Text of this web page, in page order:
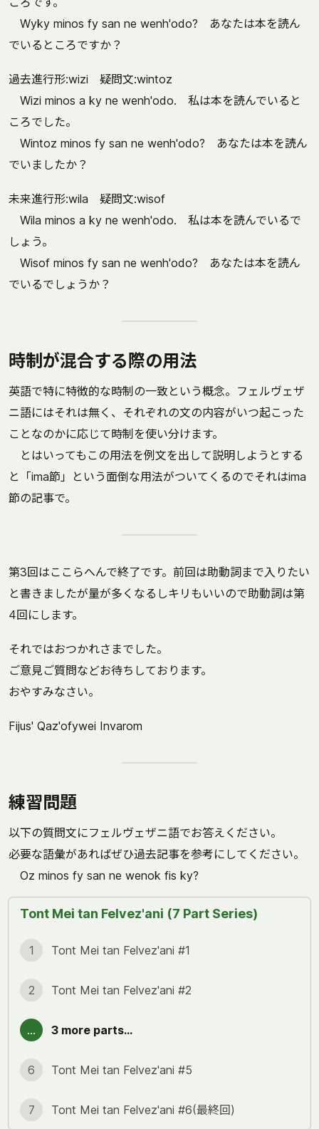
Wyky minos fy san ne wenh'odo? あなたは本を読ん
でいるところですか？
過去進行形:wizi 疑問文:wintoz
Wizi minos a ky ne wenh'odo. 私は本を読んでいると
ころでした。
Wintoz minos fy san ne wenh'odo? あなたは本を読ん
でいましたか？
未来進行形:wila 疑問文:wisof
Wila minos a ky ne wenh'odo. 私は本を読んでいるで
しょう。
Wisof minos fy san ne wenh'odo? あなたは本を読ん
でいるでしょうか？
時制が混合する際の用法
英語で特に特徴的な時制の一致という概念。フェルヴェザ
ニ語にはそれは無く、それぞれの文の内容がいつ起こった
ことなのかに応じて時制を使い分けます。
とはいってもこの用法を例文を出して説明しようとする
と「ima節」という面倒な用法がついてくるのでそれはima
節の記事で。
第3回はここらへんで終了です。前回は助動詞まで入りたい
と書きましたが量が多くなるしキリもいいので助動詞は第
4回にします。
それではおつかれさまでした。
ご意見ご質問などお待ちしております。
おやすみなさい。
Fijus' Qaz'ofywei Invarom
練習問題
以下の質問文にフェルヴェザニ語でお答えください。
必要な語彙があればぜひ過去記事を参考にしてください。
Oz minos fy san ne wenok fis ky?
Tont Mei tan Felvez'ani (7 Part Series)
1 Tont Mei tan Felvez'ani #1
2 Tont Mei tan Felvez'ani #2
... 3 more parts...
6 Tont Mei tan Felvez'ani #5
7 Tont Mei tan Felvez'ani #6(最終回)